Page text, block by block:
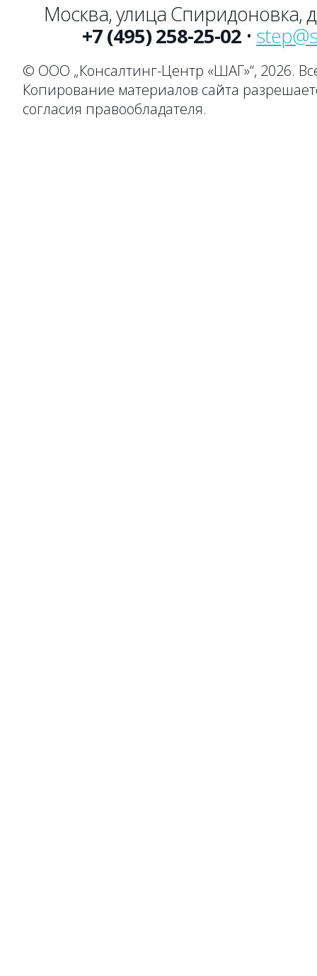
Москва, улица Спиридоновка,
+7 (495) 258-25-02 •
© ООО „Консалтинг-Центр «ШАГ»“, 2026.
Копирование материалов сайта
согласия правообладателя.